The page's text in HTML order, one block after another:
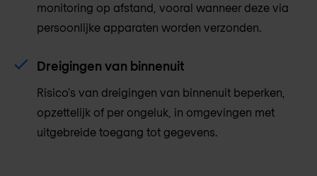
monitoring op afstand, vooral wanneer deze via
persoonlijke apparaten worden verzonden.
Dreigingen van binnenuit
Risico's van dreigingen van binnenuit beperken,
opzettelijk of per ongeluk, in omgevingen met
uitgebreide toegang tot gegevens.